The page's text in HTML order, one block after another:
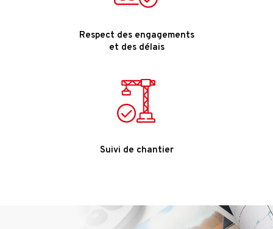
Respect des engagements
et des délais
Suivi de chantier